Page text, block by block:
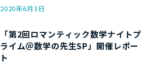
2020年6月3日
「第2回ロマンティック数学ナイトプ
ライム＠数学の先生SP」開催レポー
ト